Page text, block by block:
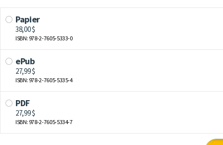
Papier
38,00 $
ISBN: 978-2-7605-5333-0
ePub
27,99 $
ISBN: 978-2-7605-5335-4
PDF
27,99 $
ISBN: 978-2-7605-5334-7